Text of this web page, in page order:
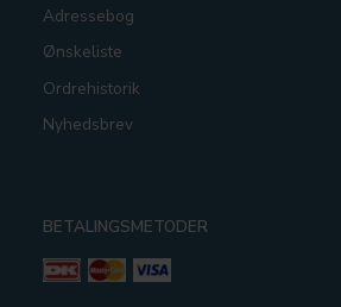
Adressebog
Ønskeliste
Ordrehistorik
Nyhedsbrev
BETALINGSMETODER